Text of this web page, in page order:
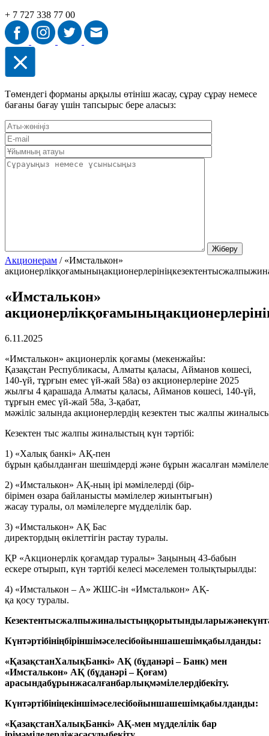
+ 7 727 338 77 00
Төмендегі форманы арқылы өтініш жасау, сұрау сұрау немесе
бағаны бағау үшін тапсырыс бере аласыз:
Акционерам / «Имсталькон»
«Имсталькон»
6.11.2025
«Имсталькон» акционерлік қоғамы (мекенжайы:
Қазақстан Республикасы, Алматы қаласы, Айманов көшесі,
140-үй, тұрғын емес үй-жай 58а) өз акционерлеріне 2025
жылғы 4 қарашада Алматы қаласы, Айманов көшесі, 140-үй,
тұрғын емес үй-жай 58а, 3-қабат,
мәжіліс залында акционерлердің кезектен тыс жалпы
Кезектен тыс жалпы жиналыстың күн тәртібі:
1) «Халық банкi» АҚ-пен
бұрын қабылданған шешімдерді және бұрын жасалған
2) «Имсталькон» АҚ-ның ірі мәмілелерді (бір-
бірімен өзара байланысты мәмілелер жиынтығын)
жасау туралы, ол мәмілелерге мүдделілік бар.
3) «Имсталькон» АҚ Бас
директордың өкілеттігін растау туралы.
ҚР «Акционерлік қоғамдар туралы» Заңының 43-бабын
ескере отырып, күн тәртібі келесі мәселемен толықтырылды:
4) «Имсталькон – А» ЖШС-ін «Имсталькон» АҚ-
қа қосу туралы.
Кезектентысжалпыжиналыстыңқорытындыларыжәнекүн
Күнтәртібініңбіріншімәселесібойыншашешімқабылданды:
«ҚазақстанХалықБанкі» АҚ (бұданәрі– Банк) мен
«Имсталькон» АҚ (бұданәрі–Қоғам)
арасындабұрынжасалғанбарлықмәмілелердібекіту.
Күнтәртібініңекіншімәселесібойыншашешімқабылданды:
«ҚазақстанХалықБанкі» АҚ-мен мүдделілік бар